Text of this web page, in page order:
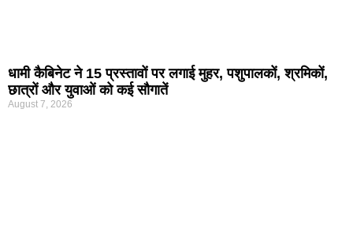
धामी कैबिनेट ने 15 प्रस्तावों पर लगाई मुहर, पशुपालकों, श्रमिकों,
छात्रों और युवाओं को कई सौगातें
August 7, 2026